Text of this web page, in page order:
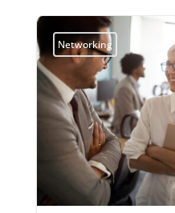
Networking